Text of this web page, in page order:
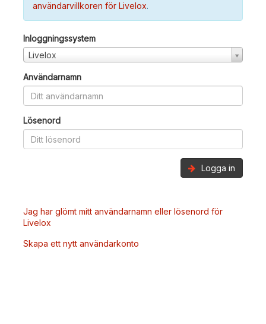
användarvillkoren för Livelox.
Inloggningssystem
Livelox
Användarnamn
Lösenord
Logga in
Jag har glömt mitt användarnamn eller lösenord för
Livelox
Skapa ett nytt användarkonto